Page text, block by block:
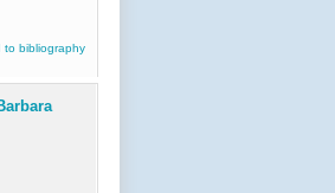
to bibliography